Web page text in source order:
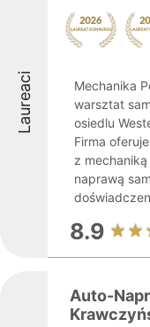
Laureaci
Mechanika
warsztat
osiedlu
Firma
z
naprawą
8.9
Auto-